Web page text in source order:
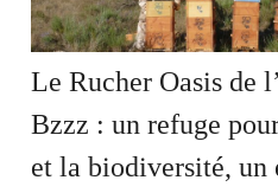
Le Rucher Oasis de
Bzzz : un refuge
et la biodiversité, un